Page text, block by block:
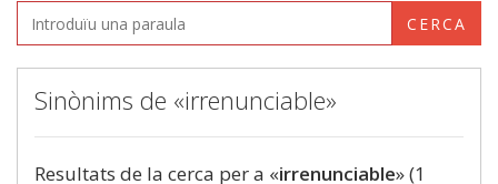
CERCA
Sinònims de «irrenunciable»
Resultats de la cerca per a «irrenunciable» (1